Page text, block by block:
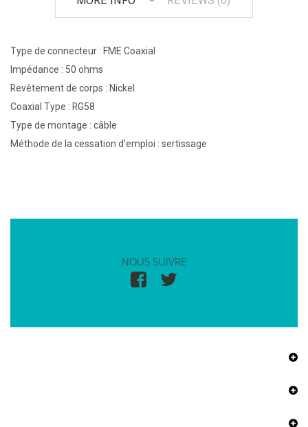
Type de connecteur : FME Coaxial
Impédance : 50 ohms
Revêtement de corps : Nickel
Coaxial Type : RG58
Type de montage : câble
Méthode de la cessation d'emploi : sertissage
NOUS SUIVRE